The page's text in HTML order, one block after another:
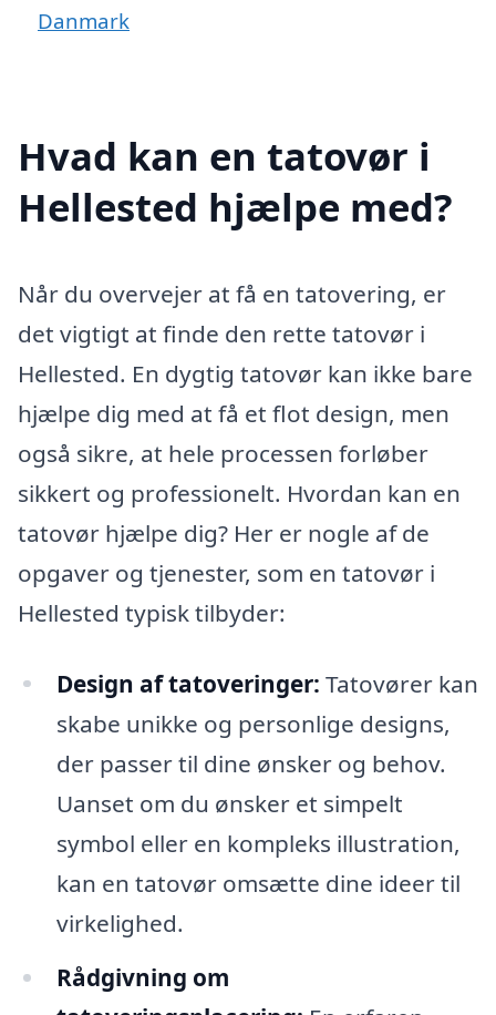
Danmark
Hvad kan en tatovør i
Hellested hjælpe med?
Når du overvejer at få en tatovering, er
det vigtigt at finde den rette tatovør i
Hellested. En dygtig tatovør kan ikke bare
hjælpe dig med at få et flot design, men
også sikre, at hele processen forløber
sikkert og professionelt. Hvordan kan en
tatovør hjælpe dig? Her er nogle af de
opgaver og tjenester, som en tatovør i
Hellested typisk tilbyder:
Design af tatoveringer: Tatovører kan
skabe unikke og personlige designs,
der passer til dine ønsker og behov.
Uanset om du ønsker et simpelt
symbol eller en kompleks illustration,
kan en tatovør omsætte dine ideer til
virkelighed.
Rådgivning om